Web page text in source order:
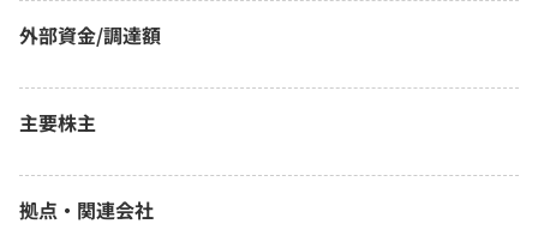
外部資金/調達額
主要株主
拠点・関連会社